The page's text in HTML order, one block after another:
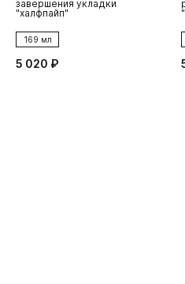
завершения укладки
"халфпайп"
169 мл
5 020 ₽